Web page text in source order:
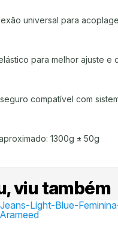
universal para
para melhor ajuste e
compatível com
1300g ± 50g
viu também